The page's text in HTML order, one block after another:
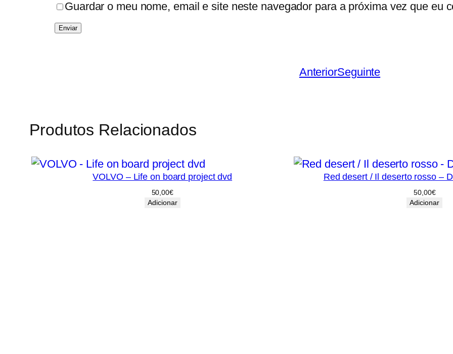
Guardar o meu nome, email e site neste navegador para a próxima vez que eu
AnteriorSeguinte
Produtos Relacionados
VOLVO – Life on board project dvd
50,00€
Adicionar
Red desert / Il deserto rosso –
50,00€
Adicionar